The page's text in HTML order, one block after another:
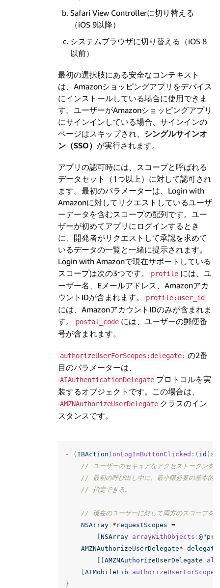
Safari View Controllerに切り替える
（iOS 9以降）
システムブラウザに切り替える（iOS 8
以前）
最初の選択肢にある安全なコンテキスト
は、Amazonショッピングアプリをデバイス
にインストールしている場合に使用できま
す。ユーザーがAmazonショッピングアプリ
にサインインしている場合、サインインの
ページはスキップされ、 シングルサインオ
ン（SSO） が実行されます。
アプリの認可時には、スコープと呼ばれる
データセット（1つ以上）に対して認可され
ます。 最初のパラメーターは、Login with
Amazonに対してリクエストしているユーザ
ーデータを含むスコープの配列です。ユー
ザーが初めてアプリにログインするとき
に、開発者がリクエストして承認を求めて
いるデータの一覧と一緒に提示されます。
Login with Amazonで現在サポートしている
スコープは次の3つです。
profile には、ユ
ーザー名、Eメールアドレス、Amazonアカ
ウントIDが含まれます。
profile:user_id
には、AmazonアカウントIDのみが含まれま
す。
postal_code には、ユーザーの郵便番
号が含まれます。
authorizeUserForScopes:delegate: の2番
目のパラメーターは、
AIAuthenticationDelegate プロトコルを実
装するオブジェクトです。この場合は、
AMZNAuthorizeUserDelegate クラスのイン
スタンスです。
- ( IBAction ) onLogInButtonClicked :( id )
// ユーザーのセキュアなアクセストークンを
// 最初の呼び出し中に、最小限必要の基本的
// 指定できる。
// 現在のユーザーに対して両方のスコープを
NSArray * requestScopes =
NSArray arrayWithObjects :
AMZNAuthorizeUserDelegate* delegate
AMZNAuthorizeUserDelegate
AIMobileLib authorizeUserForScopes
}